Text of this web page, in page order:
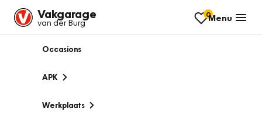
Vakgarage
van der Burg
0Menu
Occasions
APK
Werkplaats